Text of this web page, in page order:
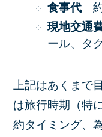
食事代
現地交通
ール、タ
上記はあくまで
は旅行時期（特
約タイミング、